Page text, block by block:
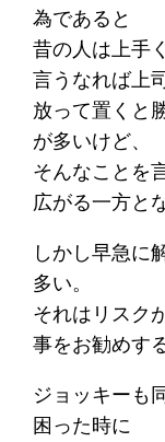
為であると
昔の人は上手
言うなれば上
放って置くと
が多いけど、
そんなことを
広がる一方と
しかし早急に
多い。
それはリスク
事をお勧めす
ジョッキーも
困った時に